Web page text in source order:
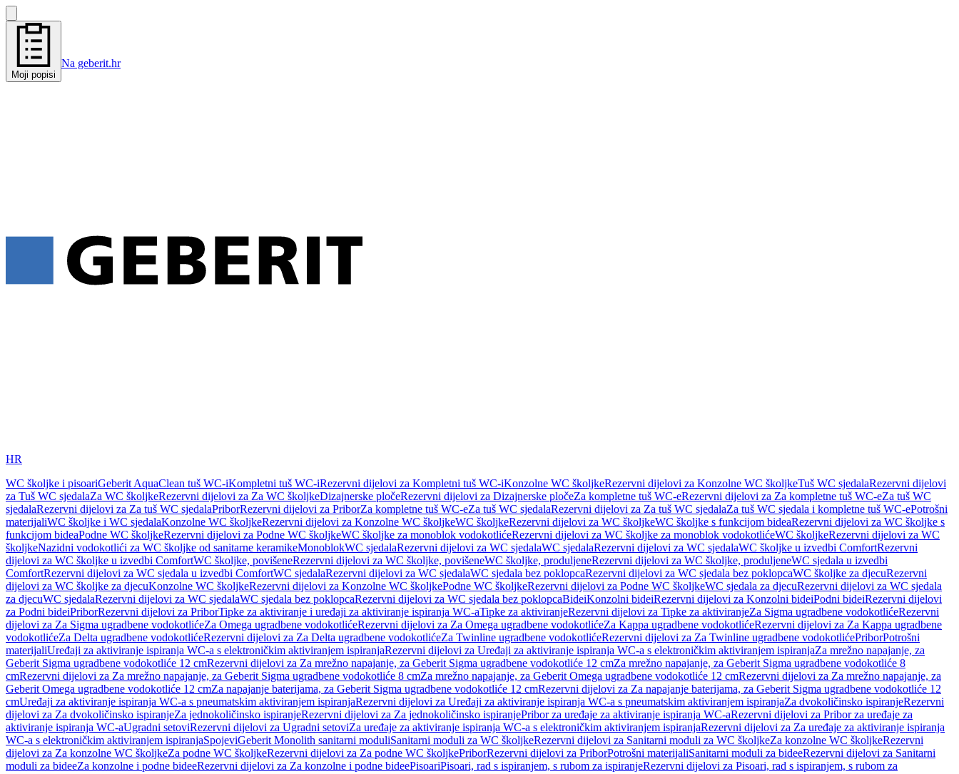
Moji popisi
Na geberit.hr
HR
WC školjke i pisoariGeberit AquaClean tuš WC-iKompletni tuš WC-iRezervni dijelovi za Kompletni tuš WC-iKonzolne WC školjkeRezervni dijelovi za Konzolne WC školjkeTuš WC sjedalaRezervni dijelovi
za Tuš WC sjedalaZa WC školjkeRezervni dijelovi za Za WC školjkeDizajnerske pločeRezervni dijelovi za Dizajnerske pločeZa kompletne tuš WC-eRezervni dijelovi za Za kompletne tuš WC-eZa tuš WC
sjedalaRezervni dijelovi za Za tuš WC sjedalaPriborRezervni dijelovi za PriborZa kompletne tuš WC-eZa tuš WC sjedalaRezervni dijelovi za Za tuš WC sjedalaZa tuš WC sjedala i kompletne tuš WC-ePotrošni
materijaliWC školjke i WC sjedalaKonzolne WC školjkeRezervni dijelovi za Konzolne WC školjkeWC školjkeRezervni dijelovi za WC školjkeWC školjke s funkcijom bideaRezervni dijelovi za WC školjke s
funkcijom bideaPodne WC školjkeRezervni dijelovi za Podne WC školjkeWC školjke za monoblok vodokotlićeRezervni dijelovi za WC školjke za monoblok vodokotlićeWC školjkeRezervni dijelovi za WC
školjkeNazidni vodokotlići za WC školjke od sanitarne keramikeMonoblokWC sjedalaRezervni dijelovi za WC sjedalaWC sjedalaRezervni dijelovi za WC sjedalaWC školjke u izvedbi ComfortRezervni
dijelovi za WC školjke u izvedbi ComfortWC školjke, povišeneRezervni dijelovi za WC školjke, povišeneWC školjke, produljeneRezervni dijelovi za WC školjke, produljeneWC sjedala u izvedbi
ComfortRezervni dijelovi za WC sjedala u izvedbi ComfortWC sjedalaRezervni dijelovi za WC sjedalaWC sjedala bez poklopcaRezervni dijelovi za WC sjedala bez poklopcaWC školjke za djecuRezervni
dijelovi za WC školjke za djecuKonzolne WC školjkeRezervni dijelovi za Konzolne WC školjkePodne WC školjkeRezervni dijelovi za Podne WC školjkeWC sjedala za djecuRezervni dijelovi za WC sjedala
za djecuWC sjedalaRezervni dijelovi za WC sjedalaWC sjedala bez poklopcaRezervni dijelovi za WC sjedala bez poklopcaBideiKonzolni bideiRezervni dijelovi za Konzolni bideiPodni bideiRezervni dijelovi
za Podni bideiPriborRezervni dijelovi za PriborTipke za aktiviranje i uređaji za aktiviranje ispiranja WC-aTipke za aktiviranjeRezervni dijelovi za Tipke za aktiviranjeZa Sigma ugradbene vodokotlićeRezervni
dijelovi za Za Sigma ugradbene vodokotlićeZa Omega ugradbene vodokotlićeRezervni dijelovi za Za Omega ugradbene vodokotlićeZa Kappa ugradbene vodokotlićeRezervni dijelovi za Za Kappa ugradbene
vodokotlićeZa Delta ugradbene vodokotlićeRezervni dijelovi za Za Delta ugradbene vodokotlićeZa Twinline ugradbene vodokotlićeRezervni dijelovi za Za Twinline ugradbene vodokotlićePriborPotrošni
materijaliUređaji za aktiviranje ispiranja WC-a s elektroničkim aktiviranjem ispiranjaRezervni dijelovi za Uređaji za aktiviranje ispiranja WC-a s elektroničkim aktiviranjem ispiranjaZa mrežno napajanje, za
Geberit Sigma ugradbene vodokotliće 12 cmRezervni dijelovi za Za mrežno napajanje, za Geberit Sigma ugradbene vodokotliće 12 cmZa mrežno napajanje, za Geberit Sigma ugradbene vodokotliće 8
cmRezervni dijelovi za Za mrežno napajanje, za Geberit Sigma ugradbene vodokotliće 8 cmZa mrežno napajanje, za Geberit Omega ugradbene vodokotliće 12 cmRezervni dijelovi za Za mrežno napajanje, za
Geberit Omega ugradbene vodokotliće 12 cmZa napajanje baterijama, za Geberit Sigma ugradbene vodokotliće 12 cmRezervni dijelovi za Za napajanje baterijama, za Geberit Sigma ugradbene vodokotliće 12
cmUređaji za aktiviranje ispiranja WC-a s pneumatskim aktiviranjem ispiranjaRezervni dijelovi za Uređaji za aktiviranje ispiranja WC-a s pneumatskim aktiviranjem ispiranjaZa dvokoličinsko ispiranjeRezervni
dijelovi za Za dvokoličinsko ispiranjeZa jednokoličinsko ispiranjeRezervni dijelovi za Za jednokoličinsko ispiranjePribor za uređaje za aktiviranje ispiranja WC-aRezervni dijelovi za Pribor za uređaje za
aktiviranje ispiranja WC-aUgradni setoviRezervni dijelovi za Ugradni setoviZa uređaje za aktiviranje ispiranja WC-a s elektroničkim aktiviranjem ispiranjaRezervni dijelovi za Za uređaje za aktiviranje ispiranja
WC-a s elektroničkim aktiviranjem ispiranjaSpojeviGeberit Monolith sanitarni moduliSanitarni moduli za WC školjkeRezervni dijelovi za Sanitarni moduli za WC školjkeZa konzolne WC školjkeRezervni
dijelovi za Za konzolne WC školjkeZa podne WC školjkeRezervni dijelovi za Za podne WC školjkePriborRezervni dijelovi za PriborPotrošni materijaliSanitarni moduli za bideeRezervni dijelovi za Sanitarni
moduli za bideeZa konzolne i podne bideeRezervni dijelovi za Za konzolne i podne bideePisoariPisoari, rad s ispiranjem, s rubom za ispiranjeRezervni dijelovi za Pisoari, rad s ispiranjem, s rubom za